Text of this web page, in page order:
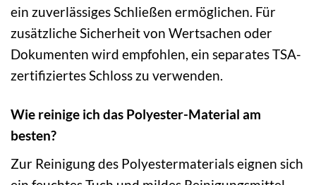
ein zuverlässiges Schließen ermöglichen. Für
zusätzliche Sicherheit von Wertsachen oder
Dokumenten wird empfohlen, ein separates TSA-
zertifiziertes Schloss zu verwenden.
Wie reinige ich das Polyester-Material am
besten?
Zur Reinigung des Polyestermaterials eignen sich